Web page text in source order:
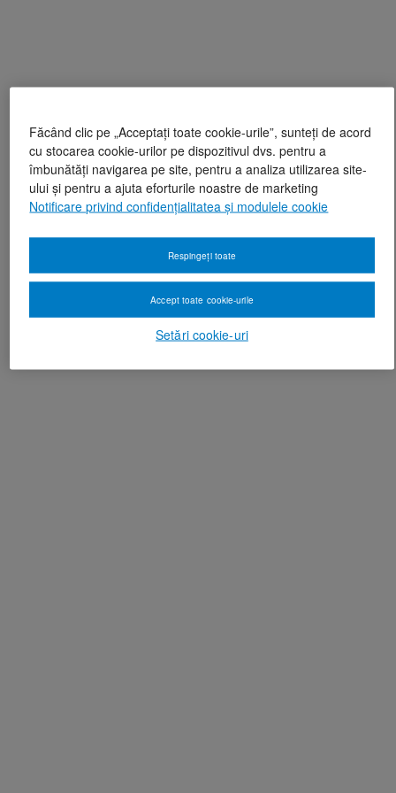
Făcând clic pe „Acceptați toate cookie-urile”, sunteți de acord
cu stocarea cookie-urilor pe dispozitivul dvs. pentru a
îmbunătăți navigarea pe site, pentru a analiza utilizarea site-
ului și pentru a ajuta eforturile noastre de marketing
Notificare privind confidențialitatea și modulele cookie
Setări cookie-uri
Respingeți toate
Accept toate cookie-urile